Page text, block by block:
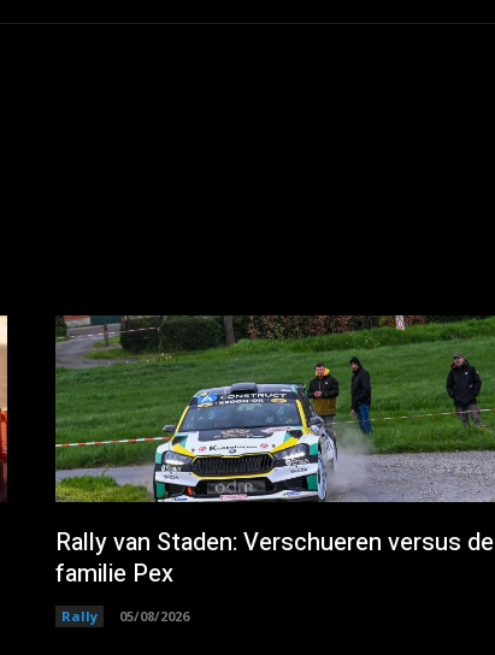
Rally van Staden: Verschueren versus de
familie Pex
Rally 05/08/2026